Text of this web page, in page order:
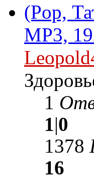
(Pop,
MP3,
1
1|0
1378
16